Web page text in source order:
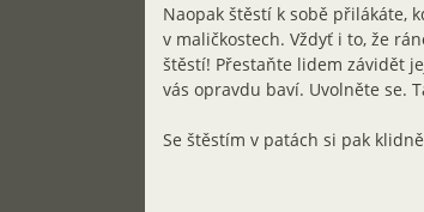
Naopak štěstí k sobě přilákáte,
v maličkostech. Vždyť i to, že
štěstí! Přestaňte lidem závidět
vás opravdu baví. Uvolněte se.
Se štěstím v patách si pak